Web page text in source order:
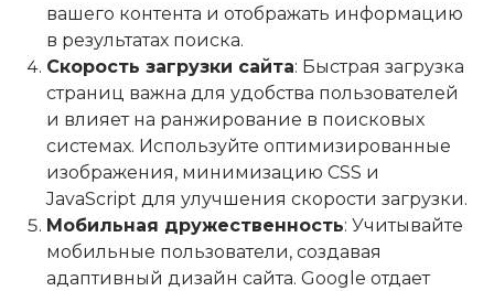
вашего контента и отображать информацию
в результатах поиска.
Скорость загрузки сайта: Быстрая загрузка
страниц важна для удобства пользователей
и влияет на ранжирование в поисковых
системах. Используйте оптимизированные
изображения, минимизацию CSS и
JavaScript для улучшения скорости загрузки.
Мобильная дружественность: Учитывайте
мобильные пользователи, создавая
адаптивный дизайн сайта. Google отдает